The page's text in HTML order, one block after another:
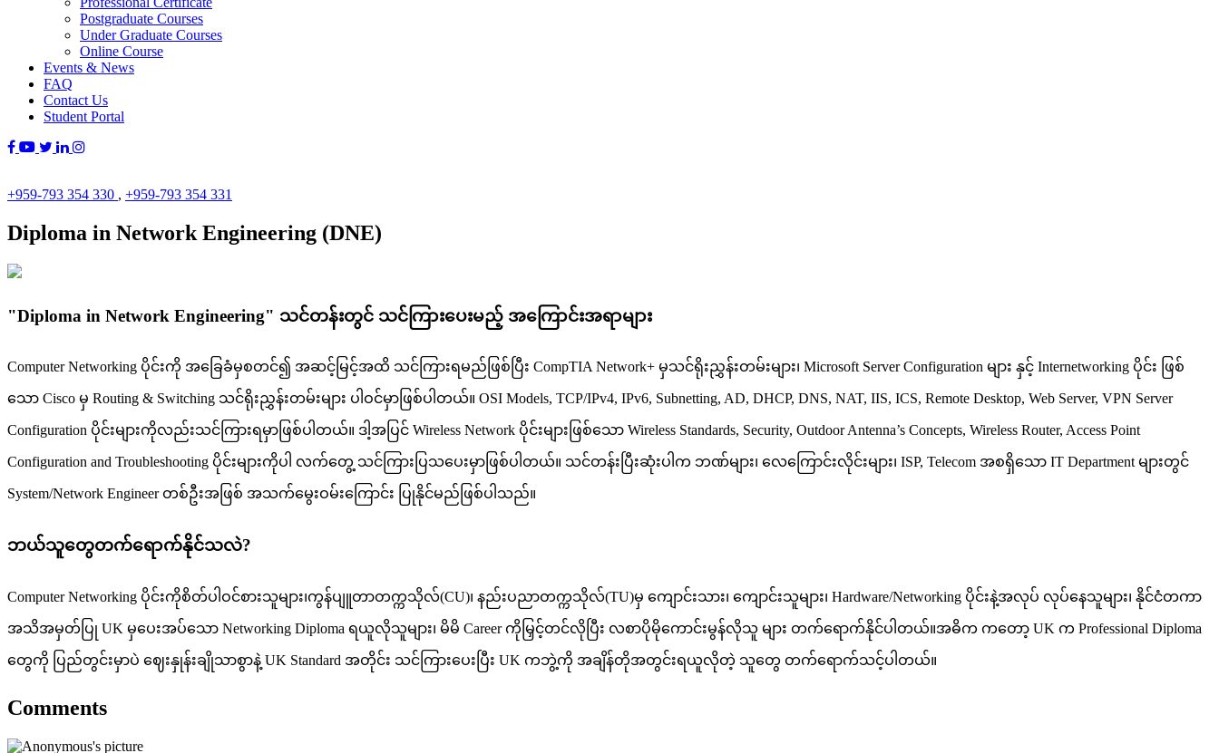
Postgraduate Courses
Under Graduate Courses
Online Course
Events & News
FAQ
Contact Us
Student Portal
+959-793 354 330 , +959-793 354 331
Diploma in Network Engineering (DNE)
"Diploma in Network Engineering" သင်တန်းတွင် သင်ကြားပေးမည့် အကြောင်းအရာများ
Computer Networking ပိုင်းကို အခြေခံမှစတင်၍ အဆင့်မြင့်အထိ သင်ကြားရမည်ဖြစ်ပြီး CompTIA Network+ မှသင်ရိုးညွှန်းတမ်းများ၊ Microsoft Server Configuration များ နှင့် Internetworking ပိုင်း ဖြစ်
သော Cisco မှ Routing & Switching သင်ရိုးညွှန်းတမ်းများ ပါဝင်မှာဖြစ်ပါတယ်။ OSI Models, TCP/IPv4, IPv6, Subnetting, AD, DHCP, DNS, NAT, IIS, ICS, Remote Desktop, Web Server, VPN Server
Configuration ပိုင်းများကိုလည်းသင်ကြားရမှာဖြစ်ပါတယ်။ ဒါ့အပြင် Wireless Network ပိုင်းများဖြစ်သော Wireless Standards, Security, Outdoor Antenna’s Concepts, Wireless Router, Access Point
Configuration and Troubleshooting ပိုင်းများကိုပါ လက်တွေ့ သင်ကြားပြသပေးမှာဖြစ်ပါတယ်။ သင်တန်းပြီးဆုံးပါက ဘဏ်များ၊ လေကြောင်းလိုင်းများ၊ ISP, Telecom အစရှိသော IT Department များတွင်
System/Network Engineer တစ်ဦးအဖြစ် အသက်မွေးဝမ်းကြောင်း ပြုနိုင်မည်ဖြစ်ပါသည်။
ဘယ်သူတွေတက်ရောက်နိုင်သလဲ?
Computer Networking ပိုင်းကိုစိတ်ပါဝင်စားသူများ၊ကွန်ပျူတာတက္ကသိုလ်(CU)၊ နည်းပညာတက္ကသိုလ်(TU)မှ ကျောင်းသား၊ ကျောင်းသူများ၊ Hardware/Networking ပိုင်းနဲ့အလုပ် လုပ်နေသူများ၊ နိုင်ငံတကာ
အသိအမှတ်ပြု UK မှပေးအပ်သော Networking Diploma ရယူလိုသူများ၊ မိမိ Career ကိုမြှင့်တင်လိုပြီး လစာပိုမိုကောင်းမွန်လိုသူ များ တက်ရောက်နိုင်ပါတယ်။အဓိက ကတော့ UK က Professional Diploma
တွေကို ပြည်တွင်းမှာပဲ ဈေးနှုန်းချိုသာစွာနဲ့ UK Standard အတိုင်း သင်ကြားပေးပြီး UK ကဘွဲ့ကို အချိန်တိုအတွင်းရယူလိုတဲ့ သူတွေ တက်ရောက်သင့်ပါတယ်။
Comments